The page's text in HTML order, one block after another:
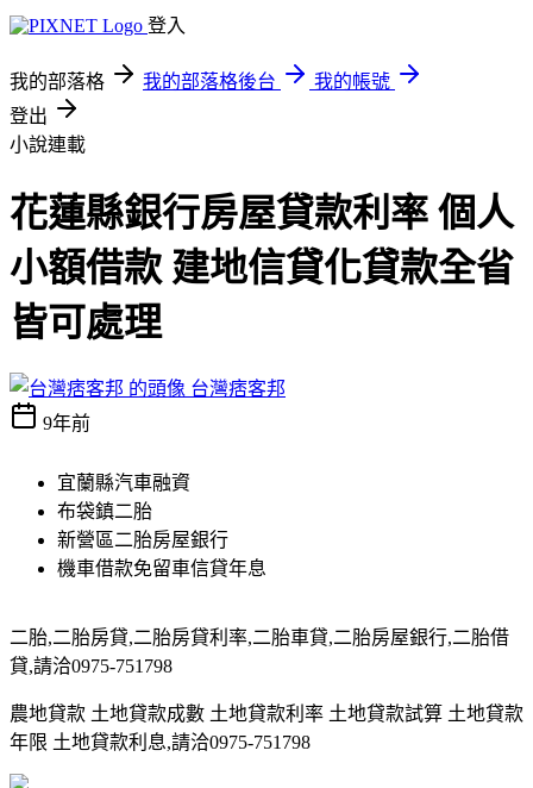
登入
我的部落格 我的部落格後台
我的帳號
登出
小說連載
花蓮縣銀行房屋貸款利率 個人
小額借款 建地信貸化貸款全省
皆可處理
台灣痞客邦
9年前
宜蘭縣汽車融資
布袋鎮二胎
新營區二胎房屋銀行
機車借款免留車信貸年息
二胎,二胎房貸,二胎房貸利率,二胎車貸,二胎房屋銀行,二胎借
貸,請洽0975-751798
農地貸款 土地貸款成數 土地貸款利率 土地貸款試算 土地貸款
年限 土地貸款利息,請洽0975-751798